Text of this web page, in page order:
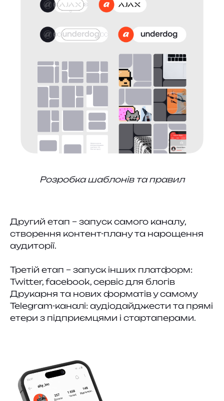
Розробка шаблонів та правил
Другий етап – запуск самого каналу,
створення контент-плану та нарощення
аудиторії.
Третій етап – запуск інших платформ:
Twitter, facebook, сервіс для блогів
Друкарня та нових форматів у самому
Telegram-каналі: аудіодайджести та прямі
етери з підприємцями і стартаперами.